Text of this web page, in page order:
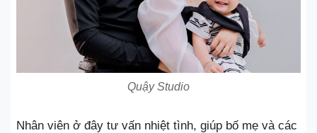
Quậy Studio
Nhân viên ở đây tư vấn nhiệt tình, giúp bố mẹ và các